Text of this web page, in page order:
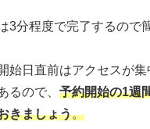
3分程度で完了するので
始日直前はアクセスが
るので、 予約開始の1週
きましょう。